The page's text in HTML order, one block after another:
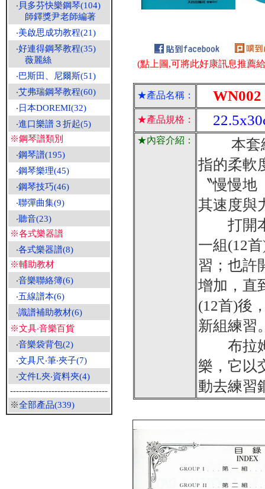
‧ 貝多芬快樂鋼琴(104)
師鐸獎尹老師編著
‧美啟思成功教程(21)
‧好連得鋼琴教程(35)
薇麗絲
‧巴斯田、尼爾斯(51)
‧艾弗瑞鋼琴教程(60)
‧ 日本DOREMI(32)
‧進口樂譜３折起(5)
※鋼琴譜類別
‧鋼琴譜(195)
‧鋼琴樂理(45)
‧鋼琴技巧(46)
‧聯彈曲集(9)
‧聽音(23)
※各式樂器譜
‧各式樂器譜(8)
※輔助教材
‧音樂聯絡簿(6)
‧五線譜本(6)
‧識譜補助教材(6)
※文具‧音樂百貨
‧音樂袋背包(2)
‧文具尺‧筆‧夾子(7)
‧文件L夾‧資料夾(4)
---------------------------------
※全部產品(339)
(點上圖,可將此好康訊息推薦
★產品名稱： WN002
★產品規格：
★內容介紹：
本套練
指的柔軟
〝慢慢
其速度與
打開本
一組(12
習；也許
增加，直
(12首)後
新組練習
布拉姆
樂，它以
動去練習